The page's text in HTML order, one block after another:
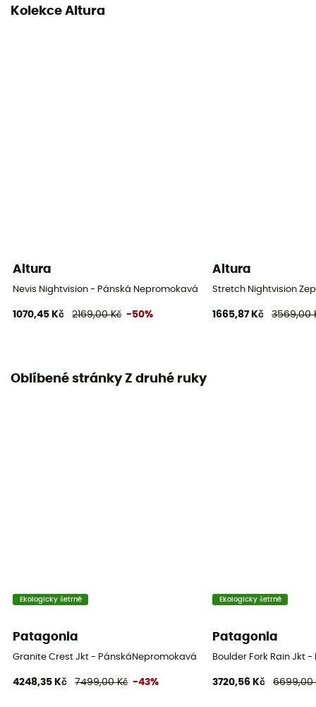
Kolekce Altura
Altura
Nevis Nightvision - Pánská Nepromokavá bunda
1070,45 Kč 2169,00 Kč -50%
Altura
Stretch Nightvision
1665,87 Kč 3569,00
Oblíbené stránky Z druhé ruky
Ekologicky šetrné
Patagonia
Granite Crest Jkt - PánskáNepromokavá bunda
4248,35 Kč 7499,00 Kč -43%
Ekologicky šetrné
Patagonia
Boulder Fork Rain Jkt
3720,56 Kč 6699,00